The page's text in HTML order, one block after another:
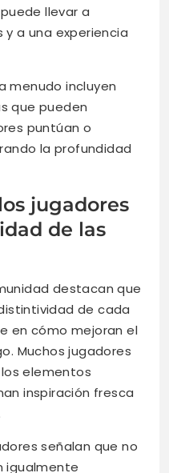
llevar a
a una experiencia
menudo incluyen
que pueden
puntúan o
la profundidad
jugadores
de las
destacan que
de cada
en cómo mejoran el
Muchos jugadores
elementos
inspiración fresca
señalan que no
igualmente